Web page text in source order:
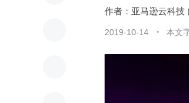
2019-10-14 本文